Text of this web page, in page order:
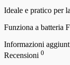
Ideale e pratico per
Funziona a batteria
Informazioni
Recensioni 0